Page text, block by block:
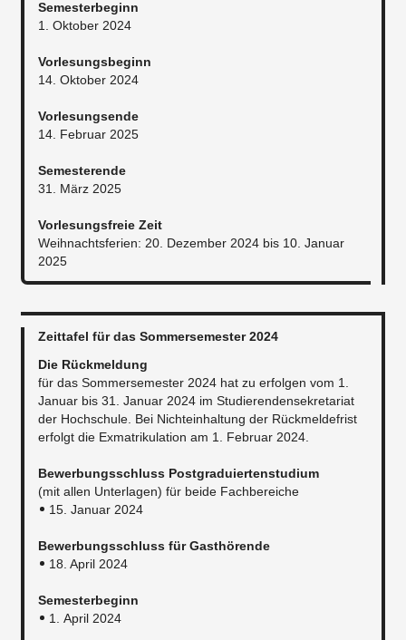
Semesterbeginn
1. Oktober 2024
Vorlesungsbeginn
14. Oktober 2024
Vorlesungsende
14. Februar 2025
Semesterende
31. März 2025
Vorlesungsfreie Zeit
Weihnachtsferien: 20. Dezember 2024 bis 10. Januar
2025
Zeittafel für das Sommersemester 2024
Die Rückmeldung
für das Sommersemester 2024 hat zu erfolgen vom 1.
Januar bis 31. Januar 2024 im Studierendensekretariat
der Hochschule. Bei Nichteinhaltung der Rückmeldefrist
erfolgt die Exmatrikulation am 1. Februar 2024.​
Bewerbungsschluss Postgraduiertenstudium
(mit allen Unterlagen) für beide Fachbereiche
15. Januar 2024
Bewerbungsschluss für Gasthörende
18. April 2024
Semesterbeginn
1. April 2024